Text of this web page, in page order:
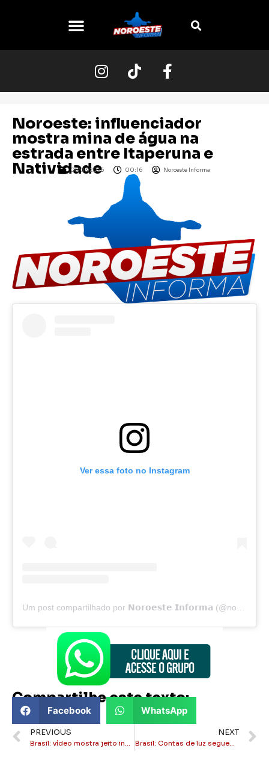
Noroeste: influenciador
mostra mina de água na
estrada entre Itaperuna e
Natividade
05/03/2026 00:16 Noroeste Informa
Ver essa foto no Instagram
Um post compartilhado por 𝗡𝗼𝗿𝗼𝗲𝘀𝘁𝗲 𝗜𝗻𝗳𝗼𝗿𝗺𝗮 (@noroesteinforma)
Compartilhe este texto:
Facebook WhatsApp
PREVIOUS
Brasil: vídeo mostra jeito inusitado e arriscado de transportar café
NEXT
Brasil: Contas de luz seguem com bandeira tarifária verde em março